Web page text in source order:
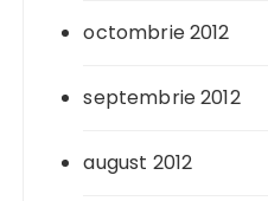
octombrie 2012
septembrie 2012
august 2012